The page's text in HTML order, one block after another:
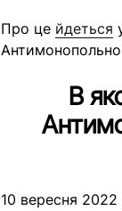
Про це йдеться
В
10 вересня